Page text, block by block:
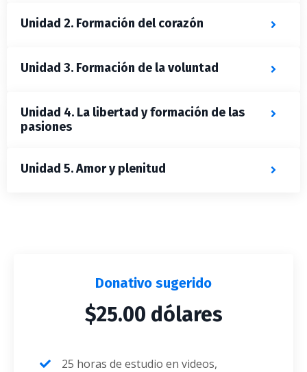
Unidad 2. Formación del corazón
Unidad 3. Formación de la voluntad
Unidad 4. La libertad y formación de las
pasiones
Unidad 5. Amor y plenitud
Donativo sugerido
$25.00 dólares
25 horas de estudio en videos,